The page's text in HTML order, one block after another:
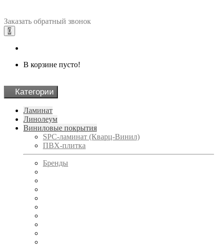
Заказать обратный звонок
0
В корзине пусто!
Категории
Ламинат
Линолеум
Виниловые покрытия
SPC-ламинат (Кварц-Винил)
ПВХ-плитка
Бренды